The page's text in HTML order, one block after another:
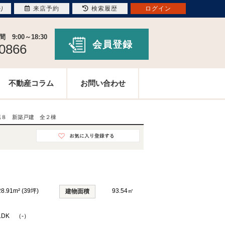
9:00～18:30
会員登録
不動産コラム お問い合わせ
８ 新築戸建 全２棟
(39坪) 建物面積 93.54㎡
（-）
来店予約 検索履歴 ログイン